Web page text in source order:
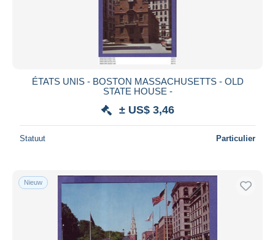
ÉTATS UNIS - BOSTON MASSACHUSETTS - OLD
STATE HOUSE -
± US$ 3,46
Statuut Particulier
Nieuw